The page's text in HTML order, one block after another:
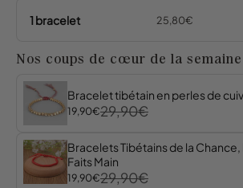
1 bracelet 25,80€
Nos coups de cœur de la
Bracelet tibétain en perles de
19,90€29,90€
Bracelets Tibétains de la Chance,
Faits Main
19,90€29,90€